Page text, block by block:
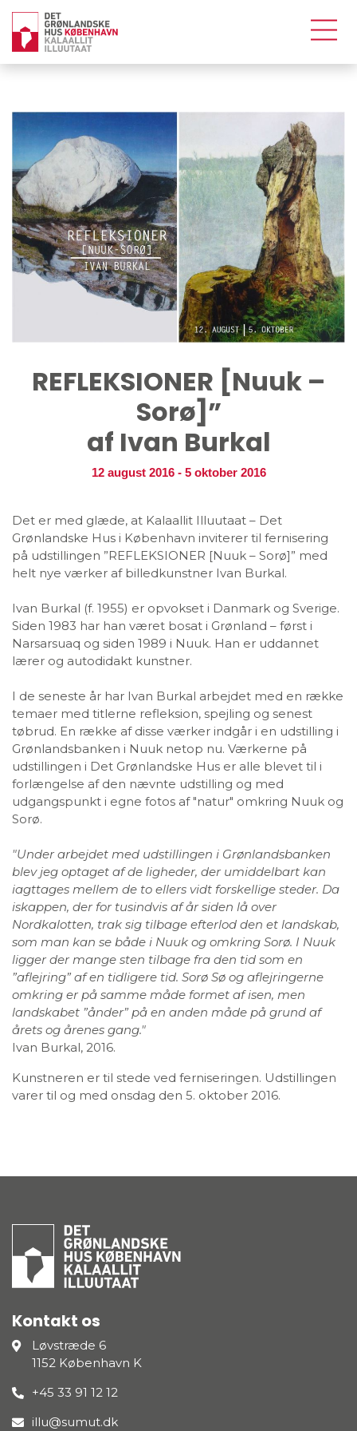
REFLEKSIONER [Nuuk –
Sorø]”
af Ivan Burkal
12 august 2016 -5 oktober 2016
Det er med glæde, at Kalaallit Illuutaat – Det
Grønlandske Hus i København inviterer til fernisering
på udstillingen ”REFLEKSIONER [Nuuk – Sorø]” med
helt nye værker af billedkunstner Ivan Burkal.
Ivan Burkal (f. 1955) er opvokset i Danmark og Sverige.
Siden 1983 har han været bosat i Grønland – først i
Narsarsuaq og siden 1989 i Nuuk. Han er uddannet
lærer og autodidakt kunstner.
I de seneste år har Ivan Burkal arbejdet med en række
temaer med titlerne refleksion, spejling og senest
tøbrud. En række af disse værker indgår i en udstilling i
Grønlandsbanken i Nuuk netop nu. Værkerne på
udstillingen i Det Grønlandske Hus er alle blevet til i
forlængelse af den nævnte udstilling og med
udgangspunkt i egne fotos af "natur" omkring Nuuk og
Sorø.
"Under arbejdet med udstillingen i Grønlandsbanken
blev jeg optaget af de ligheder, der umiddelbart kan
iagttages mellem de to ellers vidt forskellige steder. Da
iskappen, der for tusindvis af år siden lå over
Nordkalotten, trak sig tilbage efterlod den et landskab,
som man kan se både i Nuuk og omkring Sorø. I Nuuk
ligger der mange sten tilbage fra den tid som en
”aflejring” af en tidligere tid. Sorø Sø og aflejringerne
omkring er på samme måde formet af isen, men
landskabet ”ånder” på en anden måde på grund af
årets og årenes gang."
Ivan Burkal, 2016.
Kunstneren er til stede ved ferniseringen. Udstillingen
varer til og med onsdag den 5. oktober 2016.
Kontakt os
Løvstræde 6
1152 København K
+45 33 91 12 12
illu@sumut.dk